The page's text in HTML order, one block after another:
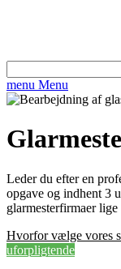
efter:
menu Menu
Leder du efter en
opgave og indhent 3
glarmesterfirmaer lige
Hvorfor vælge vores
uforpligtende